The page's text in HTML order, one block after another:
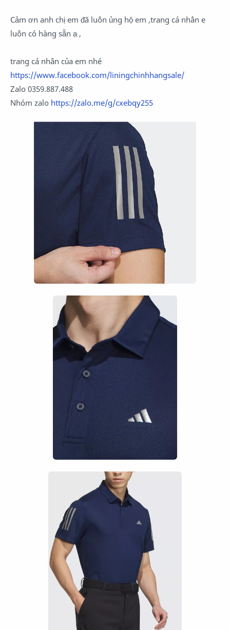
Cảm ơn anh chị em đã luôn ủng hộ em ,trang cá nhân e
luôn có hàng sẵn ạ ,
trang cá nhân của em nhé
https://www.facebook.com/liningchinhhangsale/
Zalo 0359.887.488
Nhóm zalo https://zalo.me/g/cxebqy255